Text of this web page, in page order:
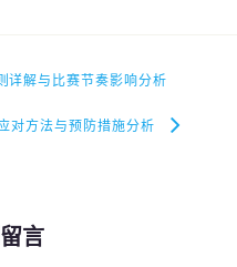
详解与比赛节奏影响分析
对方法与预防措施分析
言